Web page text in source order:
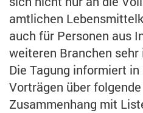
amtlichen
auch für Personen aus
weiteren Branchen
Die Tagung informiert
Vorträgen über
Zusammenhang mit